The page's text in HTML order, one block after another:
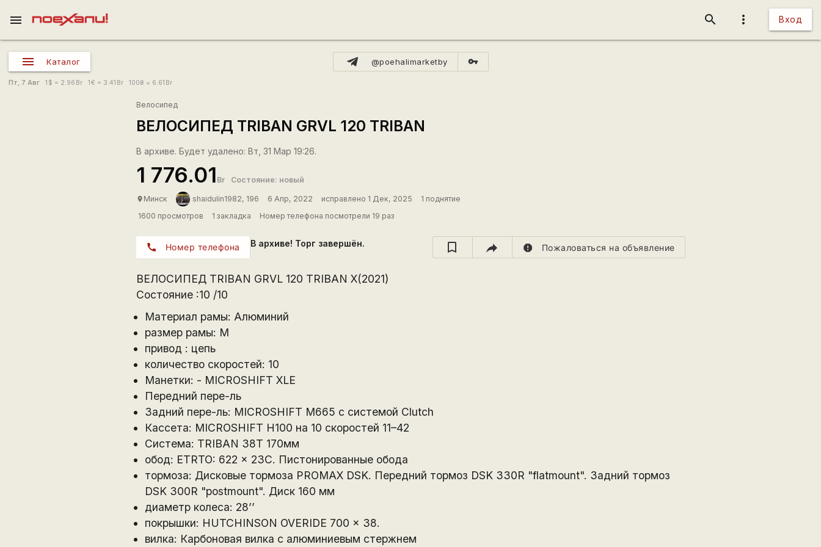
more_vert Вход
search
menu
Каталог @poehalimarketby vpn_key
Пт, 7 Авг 1 $ = 2.96 Br 1€ = 3.41 Br 100₴ = 6.61 Br
Велосипед
ВЕЛОСИПЕД TRIBAN GRVL 120 TRIBAN
В архиве. Будет удалено: Вт, 31 Мар 19:26.
1 776.01 Br Состояние: новый
place Минск shaidulin1982, 196 6 Апр, 2022 исправлено 1 Дек, 2025
1 поднятие
1600 просмотров
1 закладка Номер телефона посмотрели 19 раз
call Номер телефона В архиве! Торг завершён. report Пожаловаться на объявление
ВЕЛОСИПЕД TRIBAN GRVL 120 TRIBAN Х(2021)
Состояние :10 /10
Материал рамы: Алюминий
размер рамы: M
привод : цепь
количество скоростей: 10
Манетки: - MICROSHIFT XLE
Передний пере-ль
Задний пере-ль: MICROSHIFT M665 с системой Clutch
Кассета: MICROSHIFT H100 на 10 скоростей 11–42
Система: TRIBAN 38T 170мм
обод: ETRTO: 622 x 23C. Пистонированные обода
тормоза: Дисковые тормоза PROMAX DSK. Передний тормоз DSK 330R "flatmount". Задний тормоз
DSK 300R "postmount". Диск 160 мм
диаметр колеса: 28’’
покрышки: HUTCHINSON OVERIDE 700 x 38.
вилка: Карбоновая вилка с алюминиевым стержнем